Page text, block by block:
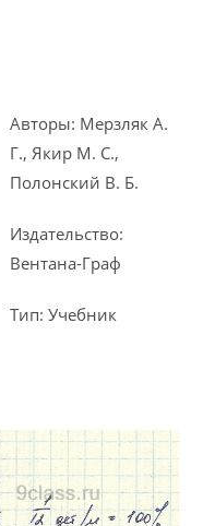
Авторы: Мерзляк А.
Г., Якир М. С.,
Полонский В. Б.
Издательство:
Вентана-Граф
Тип: Учебник